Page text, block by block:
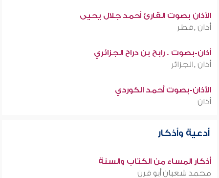
الأذان بصوت القارئ أحمد جلال يحيى
أذان ,قطر
أذان-بصوت . رابح بن دراح الجزائري
أذان ,الجزائر
الأذان-بصوت أحمد الكوردي
أذان
أدعية وأذكار
أذكار المساء من الكتاب والسنة
محمد شعبان أبو قرن